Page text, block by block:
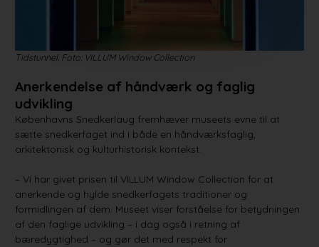
Tidstunnel. Foto: VILLUM Window Collection
Anerkendelse af håndværk og faglig
udvikling
Københavns Snedkerlaug fremhæver museets evne til at
sætte snedkerfaget ind i både en håndværksfaglig,
arkitektonisk og kulturhistorisk kontekst.
– Vi har givet prisen til VILLUM Window Collection for at
anerkende og hylde snedkerfagets traditioner og
formidlingen af dem. Museet viser forståelse for betydningen
af den faglige udvikling – i dag også i retning af
bæredygtighed – og gør det med respekt for